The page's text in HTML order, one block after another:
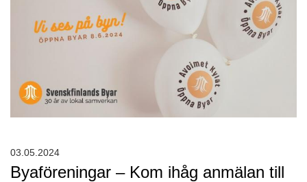
Byaföreningar – Kom ihåg anmälan till
03.05.2024